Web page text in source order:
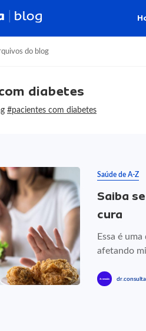
do blog
diabetes
#pacientes com diabetes
Saúde de A-Z
Saiba
cura
Essa é
afetando
dr.consulta